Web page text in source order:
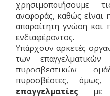
χρησιμοποιήσουμε
αναφοράς, καθώς
απαραίτητη γνώση και
ενδιαφέροντος.
Υπάρχουν αρκετές
των
πυροσβεστικών
πυροσβέστες, όμως,
επαγγελματίες με